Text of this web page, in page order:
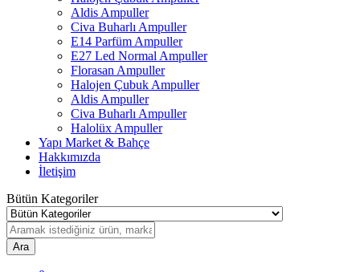
Aldis Ampuller
Civa Buharlı Ampuller
E14 Parfüm Ampuller
E27 Led Normal Ampuller
Florasan Ampuller
Halojen Çubuk Ampuller
Aldis Ampuller
Civa Buharlı Ampuller
Halolüx Ampuller
Yapı Market & Bahçe
Hakkımızda
İletişim
Bütün Kategoriler
Ara